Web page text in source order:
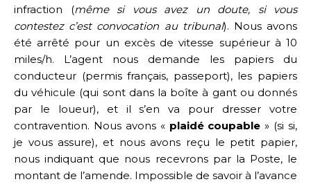
infraction (même si vous avez un doute, si vous
contestez c’est convocation au tribunal). Nous avons
été arrêté pour un excès de vitesse supérieur à 10
miles/h. L’agent nous demande les papiers du
conducteur (permis français, passeport), les papiers
du véhicule (qui sont dans la boîte à gant ou donnés
par le loueur), et il s’en va pour dresser votre
contravention. Nous avons « plaidé coupable » (si si,
je vous assure), et nous avons reçu le petit papier,
nous indiquant que nous recevrons par la Poste, le
montant de l’amende. Impossible de savoir à l’avance